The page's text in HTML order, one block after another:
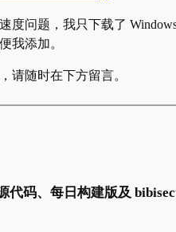
度问题，我只下载了
我添加。
请随时在下方留言。
代码、每日构建版及